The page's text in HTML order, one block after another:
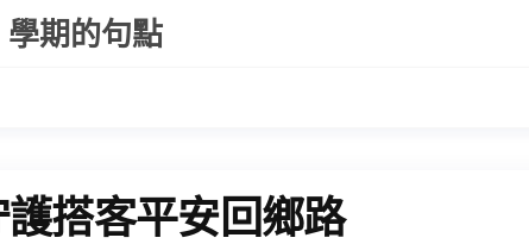
學期的句點
搭客平安回鄉路